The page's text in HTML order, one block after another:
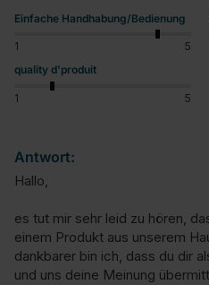
Einfache Handhabung/Bedienung
1 5
quality d'produit
1 5
Antwort:
Hallo,
es tut mir sehr leid zu hören,
einem Produkt aus unserem
dankbarer bin ich, dass du dir
und uns deine Meinung